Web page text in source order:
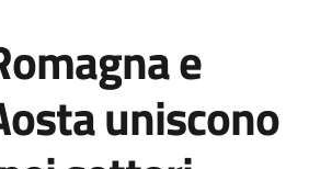
e
uniscono